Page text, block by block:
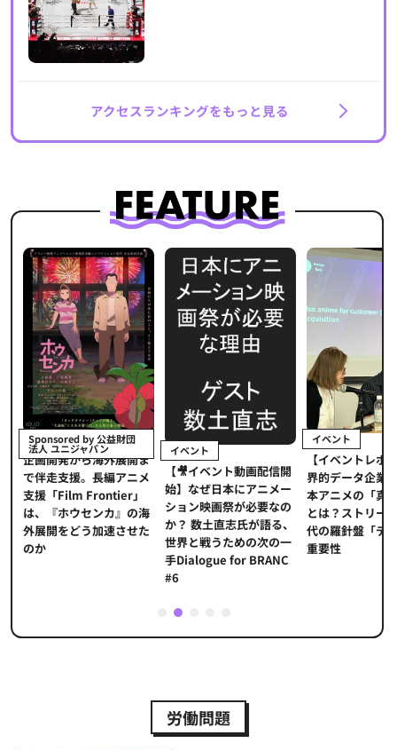
アクセスランキングをもっと見る
by 公益財団
人 ユニジャパン
画開発から海外展開ま
伴走支援。長編アニメ
援「Film Frontier」
、『ホウセンカ』の海
展開をどう加速させた
イベント
【🎥イベント動画配信開
始】なぜ日本にアニメー
ション映画祭が必要なの
か？ 数土直志氏が語る、
世界と戦うための次の一
手Dialogue for BRANC
イベント
【イベントレポート】
界的データ企業が示す
本アニメの「真の価値
とは？ストリーミング
代の羅針盤「データ」
重要性
2
労働問題